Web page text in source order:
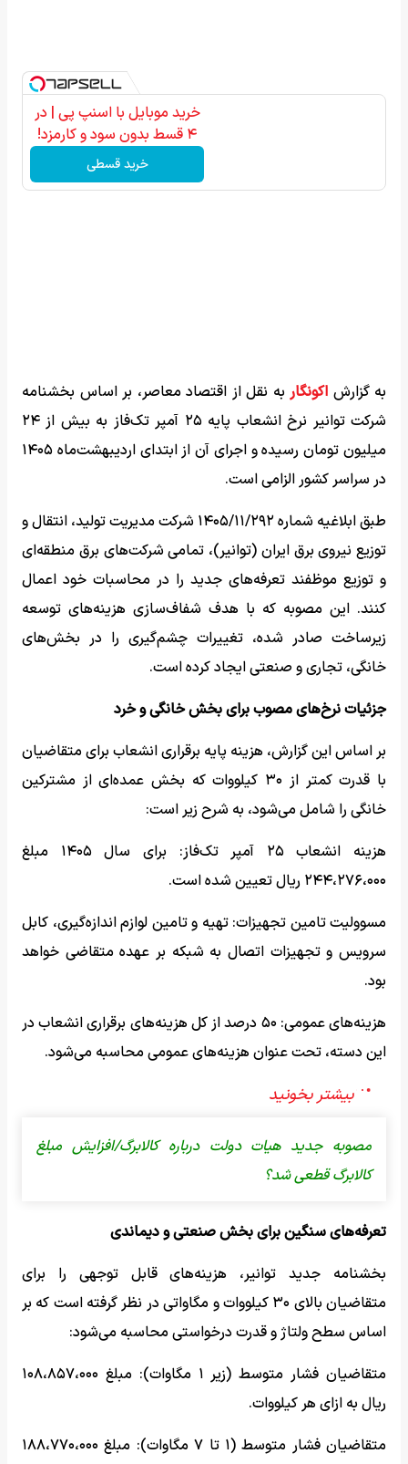
خرید موبایل با اسنپ پی | در
۴ قسط بدون سود و کارمزد!
خرید قسطی
به گزارش اکونگار به نقل از اقتصاد معاصر، بر اساس بخشنامه
شرکت توانیر نرخ انشعاب پایه ۲۵ آمپر تک‌فاز به بیش از ۲۴
میلیون تومان رسیده و اجرای آن از ابتدای اردیبهشت‌ماه ۱۴۰۵
در سراسر کشور الزامی است.
طبق ابلاغیه شماره ۱۴۰۵/۱۱/۲۹۲ شرکت مدیریت تولید، انتقال و
توزیع نیروی برق ایران (توانیر)، تمامی شرکت‌های برق منطقه‌ای
و توزیع موظفند تعرفه‌های جدید را در محاسبات خود اعمال
کنند. این مصوبه که با هدف شفاف‌سازی هزینه‌های توسعه
زیرساخت صادر شده، تغییرات چشم‌گیری را در بخش‌های
خانگی، تجاری و صنعتی ایجاد کرده است.
جزئیات نرخ‌های مصوب برای بخش خانگی و خرد
بر اساس این گزارش، هزینه پایه برقراری انشعاب برای متقاضیان
با قدرت کمتر از ۳۰ کیلووات که بخش عمده‌ای از مشترکین
خانگی را شامل می‌شود، به شرح زیر است:
هزینه انشعاب ۲۵ آمپر تک‌فاز: برای سال ۱۴۰۵ مبلغ
۲۴۴،۲۷۶،۰۰۰ ریال تعیین شده است.
مسوولیت تامین تجهیزات: تهیه و تامین لوازم اندازه‌گیری، کابل
سرویس و تجهیزات اتصال به شبکه بر عهده متقاضی خواهد
بود.
هزینه‌های عمومی: ۵۰ درصد از کل هزینه‌های برقراری انشعاب در
این دسته، تحت عنوان هزینه‌های عمومی محاسبه می‌شود.
مصوبه جدید هیات دولت درباره کالابرگ/افزایش مبلغ
کالابرگ قطعی شد؟
تعرفه‌های سنگین برای بخش صنعتی و دیماندی
بخشنامه جدید توانیر، هزینه‌های قابل توجهی را برای
متقاضیان بالای ۳۰ کیلووات و مگاواتی در نظر گرفته است که بر
اساس سطح ولتاژ و قدرت درخواستی محاسبه می‌شود:
متقاضیان فشار متوسط (زیر ۱ مگاوات): مبلغ ۱۰۸،۸۵۷،۰۰۰
ریال به ازای هر کیلووات.
متقاضیان فشار متوسط (۱ تا ۷ مگاوات): مبلغ ۱۸۸،۷۷۰،۰۰۰